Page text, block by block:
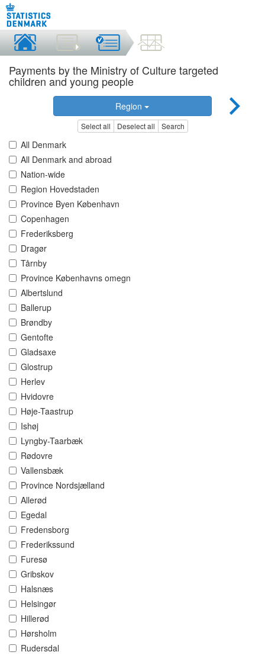
Payments by the Ministry of Culture targeted
children and young people
Region
Select all Deselect all Search
All Denmark
All Denmark and abroad
Nation-wide
Region Hovedstaden
Province Byen København
Copenhagen
Frederiksberg
Dragør
Tårnby
Province Københavns omegn
Albertslund
Ballerup
Brøndby
Gentofte
Gladsaxe
Glostrup
Herlev
Hvidovre
Høje-Taastrup
Ishøj
Lyngby-Taarbæk
Rødovre
Vallensbæk
Province Nordsjælland
Allerød
Egedal
Fredensborg
Frederikssund
Furesø
Gribskov
Halsnæs
Helsingør
Hillerød
Hørsholm
Rudersdal